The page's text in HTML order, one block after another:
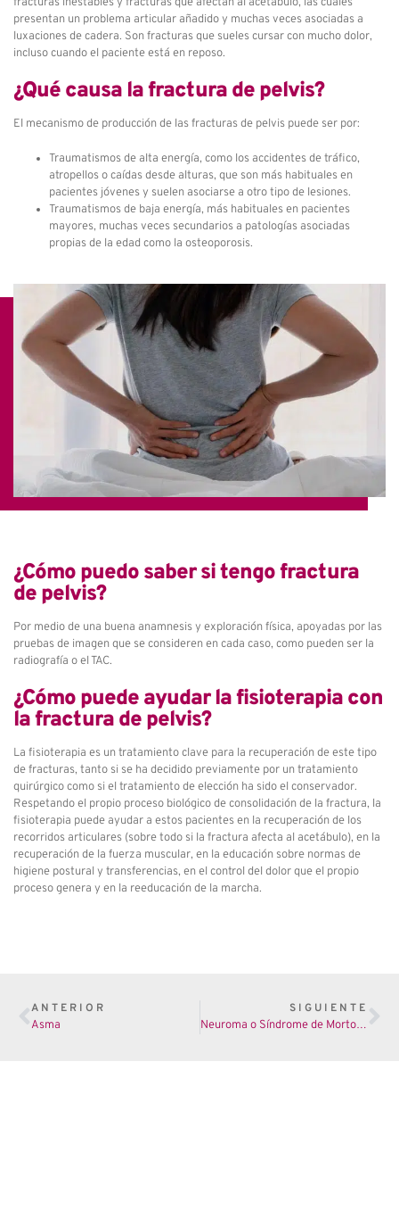
presentan un problema articular añadido y muchas veces asociadas a
luxaciones de cadera. Son fracturas que sueles cursar con mucho dolor,
incluso cuando el paciente está en reposo.
¿Qué causa la fractura de pelvis?
El mecanismo de producción de las fracturas de pelvis puede ser por:
Traumatismos de alta energía, como los accidentes de tráfico,
atropellos o caídas desde alturas, que son más habituales en
pacientes jóvenes y suelen asociarse a otro tipo de lesiones.
Traumatismos de baja energía, más habituales en pacientes
mayores, muchas veces secundarios a patologías asociadas
propias de la edad como la osteoporosis.
¿Cómo puedo saber si tengo fractura
de pelvis?
Por medio de una buena anamnesis y exploración física, apoyadas por las
pruebas de imagen que se consideren en cada caso, como pueden ser la
radiografía o el TAC.
¿Cómo puede ayudar la fisioterapia con
la fractura de pelvis?
La fisioterapia es un tratamiento clave para la recuperación de este tipo
de fracturas, tanto si se ha decidido previamente por un tratamiento
quirúrgico como si el tratamiento de elección ha sido el conservador.
Respetando el propio proceso biológico de consolidación de la fractura, la
fisioterapia puede ayudar a estos pacientes en la recuperación de los
recorridos articulares (sobre todo si la fractura afecta al acetábulo), en la
recuperación de la fuerza muscular, en la educación sobre normas de
higiene postural y transferencias, en el control del dolor que el propio
proceso genera y en la reeducación de la marcha.
ANTERIOR
Asma
SIGUIENTE
Neuroma o Síndrome de Morton (Intermetatarsiano)